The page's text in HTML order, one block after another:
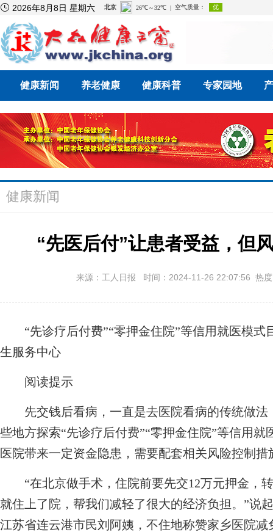
 2026年8月8日 星期六
健康新闻 养老健康 健康科普 专家园地
健康新闻
“先医后付”让患者受益，但
来源：工人日报 时间：2024-11-26 22:07:56 热
“先诊疗后付费”“零押金住院”等信用就医模
生服务中心
阅读提示
先交钱后看病，一直是去医院看病的传统做
些地方探索“先诊疗后付费”“零押金住院”等信用
医院带来一定资金隐患，需要配套相关风险控制措
“在北京做手术，住院前要先交12万元押金，
就住上了院，帮我们减轻了很大的经济负担。”说
江苏省连云港市民刘阿姨，不住地称赞家乡医院减